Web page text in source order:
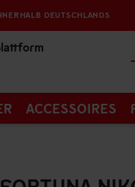
DEUTSCHLANDS
ACCESSOIRES